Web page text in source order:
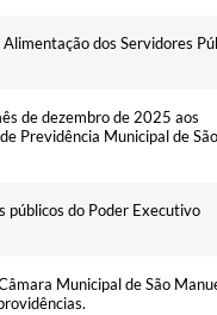
dos Servidores
de dezembro de 2025 aos
Previdência Municipal de São
públicos do Poder Executivo
Municipal de São